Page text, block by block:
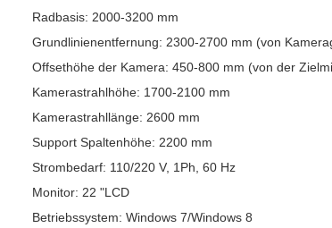
Radbasis: 2000-3200 mm
Grundlinienentfernung: 2300-2700 mm (von
Offsethöhe der Kamera: 450-800 mm (von der
Kamerastrahlhöhe: 1700-2100 mm
Kamerastrahllänge: 2600 mm
Support Spaltenhöhe: 2200 mm
Strombedarf: 110/220 V, 1Ph, 60 Hz
Monitor: 22 "LCD
Betriebssystem: Windows 7/Windows 8